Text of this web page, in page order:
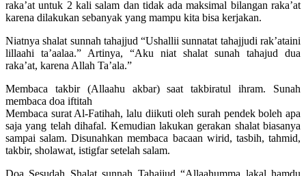
raka’at untuk 2 kali salam dan tidak ada maksimal bilangan raka’at
karena dilakukan sebanyak yang mampu kita bisa kerjakan.
Niatnya shalat sunnah tahajjud “Ushallii sunnatat tahajjudi rak’ataini
lillaahi ta’aalaa.” Artinya, “Aku niat shalat sunah tahajud dua
raka’at, karena Allah Ta’ala.”
Membaca takbir (Allaahu akbar) saat takbiratul ihram. Sunah
membaca doa iftitah
Membaca surat Al-Fatihah, lalu diikuti oleh surah pendek boleh apa
saja yang telah dihafal. Kemudian lakukan gerakan shalat biasanya
sampai salam. Disunahkan membaca bacaan wirid, tasbih, tahmid,
takbir, sholawat, istigfar setelah salam.
Doa Sesudah Shalat sunnah Tahajjud “Allaahumma lakal hamdu